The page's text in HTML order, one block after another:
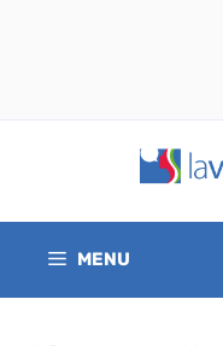
contenuto
MENU